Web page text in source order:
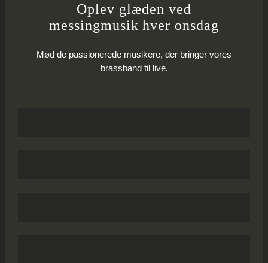
Oplev glæden ved
messingmusik hver onsdag
Mød de passionerede musikere, der bringer vores
brassband til live.